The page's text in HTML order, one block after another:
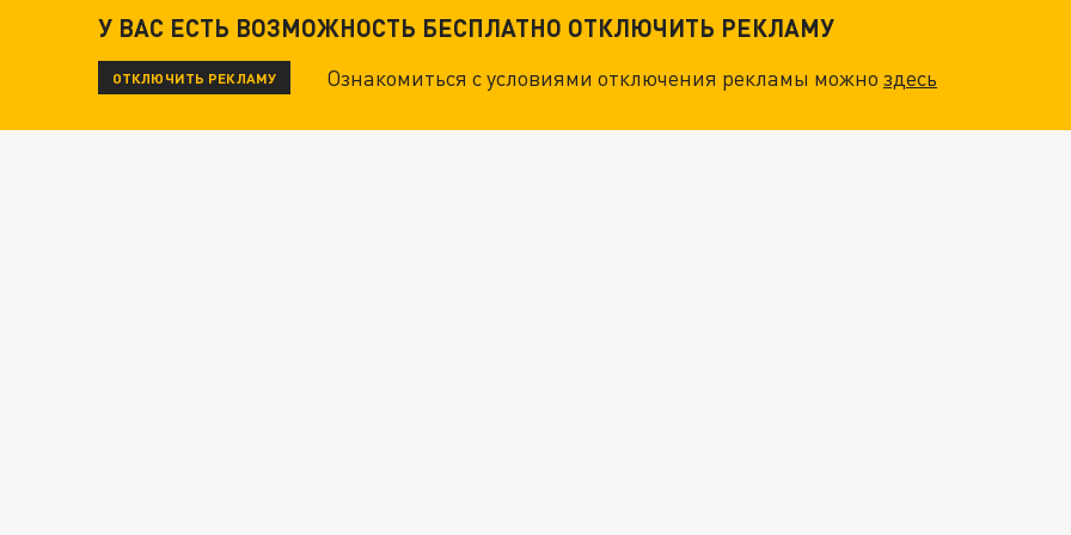
У ВАС ЕСТЬ ВОЗМОЖНОСТЬ БЕСПЛАТНО ОТКЛЮЧИТЬ РЕКЛАМУ
ОТКЛЮЧИТЬ РЕКЛАМУ Ознакомиться с условиями отключения рекламы можноздесь